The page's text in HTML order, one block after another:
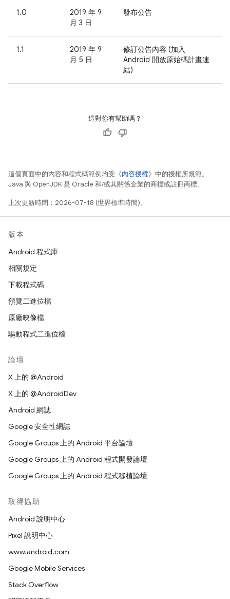
1.0
2019 年 9
月 3 日
發布公告
1.1
2019 年 9
月 5 日
修訂公告內容 (加入
Android 開放原始碼計畫連
結)
這對你有幫助嗎？
這個頁面中的內容和程式碼範例均受《內容授權》中的授權所規範。
Java 與 OpenJDK 是 Oracle 和/或其關係企業的商標或註冊商標。
上次更新時間：2026-07-18 (世界標準時間)。
版本
Android 程式庫
相關規定
下載程式碼
預覽二進位檔
原廠映像檔
驅動程式二進位檔
論壇
X 上的 @Android
X 上的 @AndroidDev
Android 網誌
Google 安全性網誌
Google Groups 上的 Android 平台論壇
Google Groups 上的 Android 程式開發論壇
Google Groups 上的 Android 程式移植論壇
取得協助
Android 說明中心
Pixel 說明中心
www.android.com
Google Mobile Services
Stack Overflow